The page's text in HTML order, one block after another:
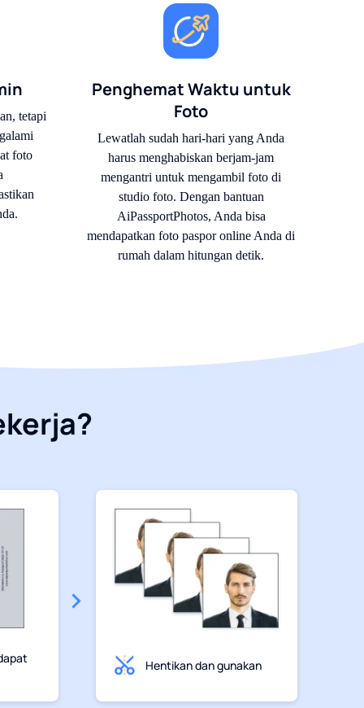
tetapi
foto
Penghemat Waktu untuk
Foto
Lewatlah sudah hari-hari yang Anda
harus menghabiskan berjam-jam
mengantri untuk mengambil foto di
studio foto. Dengan bantuan
AiPassportPhotos, Anda bisa
mendapatkan foto paspor online Anda di
rumah dalam hitungan detik.
Hentikan dan gunakan